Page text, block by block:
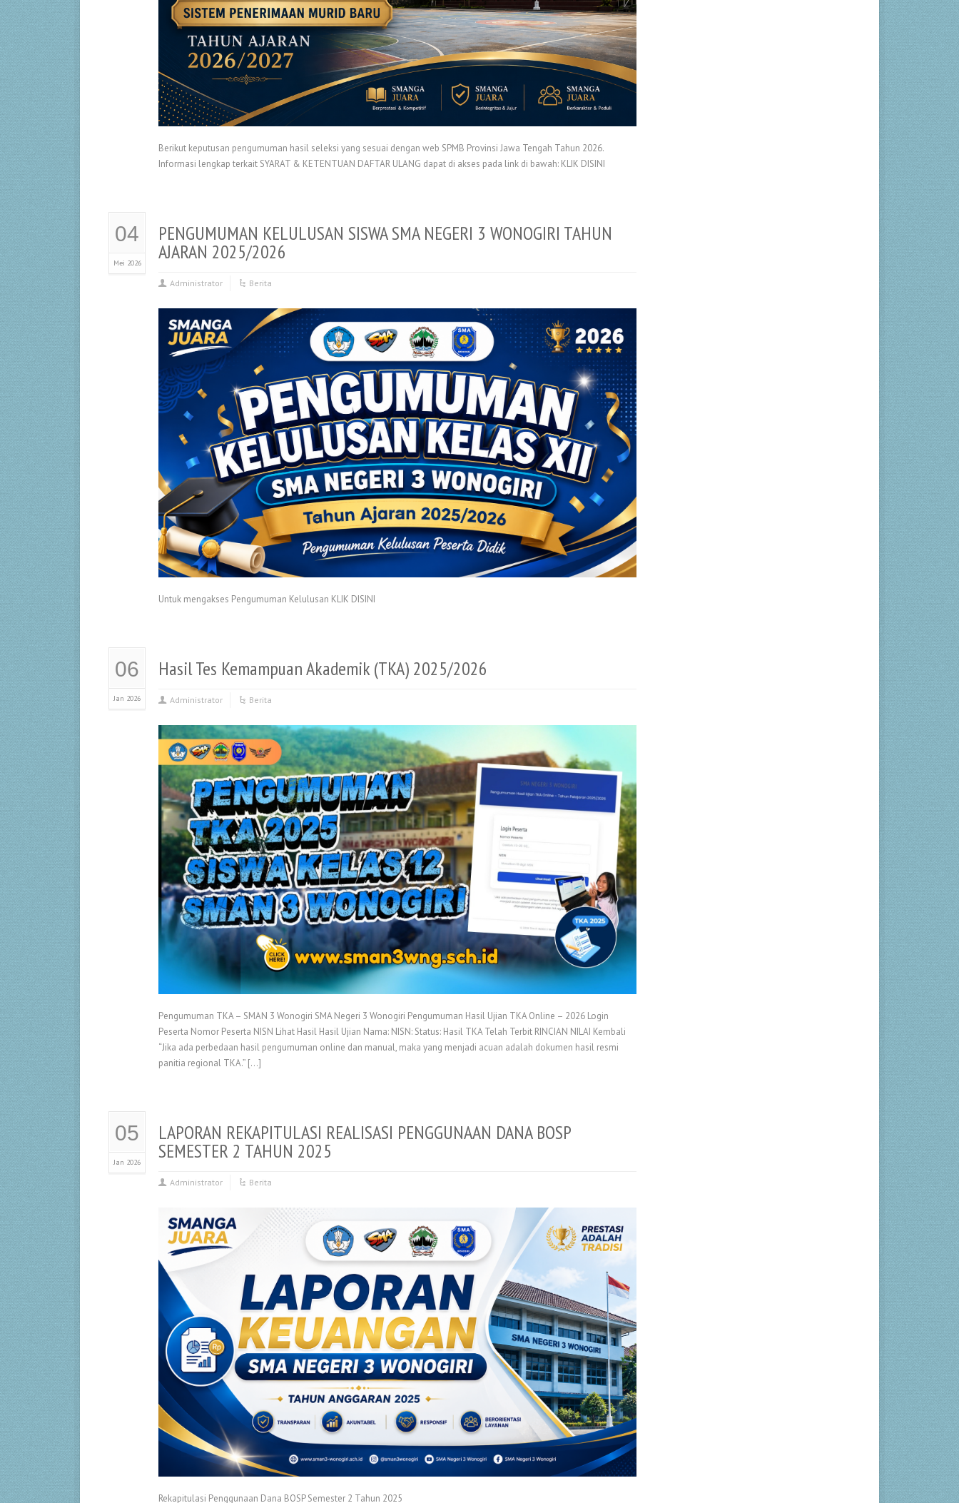
Berikut keputusan pengumuman hasil seleksi yang sesuai dengan web SPMB Provinsi Jawa Tengah Tahun 2026.
Informasi lengkap terkait SYARAT & KETENTUAN DAFTAR ULANG dapat di akses pada link di bawah: KLIK DISINI
04
Mei 2026
PENGUMUMAN KELULUSAN SISWA SMA NEGERI 3 WONOGIRI TAHUN
AJARAN 2025/2026
Administrator Berita
Untuk mengakses Pengumuman Kelulusan KLIK DISINI
06
Jan 2026
Hasil Tes Kemampuan Akademik (TKA) 2025/2026
Administrator Berita
Pengumuman TKA – SMAN 3 Wonogiri SMA Negeri 3 Wonogiri Pengumuman Hasil Ujian TKA Online – 2026 Login
Peserta Nomor Peserta NISN Lihat Hasil Hasil Ujian Nama: NISN: Status: Hasil TKA Telah Terbit RINCIAN NILAI Kembali
“Jika ada perbedaan hasil pengumuman online dan manual, maka yang menjadi acuan adalah dokumen hasil resmi
panitia regional TKA.” […]
05
Jan 2026
LAPORAN REKAPITULASI REALISASI PENGGUNAAN DANA BOSP
SEMESTER 2 TAHUN 2025
Administrator Berita
Rekapitulasi Penggunaan Dana BOSP Semester 2 Tahun 2025